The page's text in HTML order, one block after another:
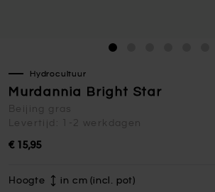
Hydrocultuur
Murdannia Bright Star
Beijing gras
Levertijd: 1-2 werkdagen
€ 15,95
Hoogte in cm (incl. pot)